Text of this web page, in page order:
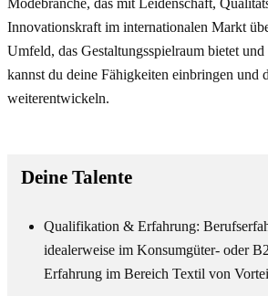
Modebranche, das mit Leidenschaft,
Innovationskraft im internationalen Markt
Umfeld, das Gestaltungsspielraum bietet
kannst du deine Fähigkeiten einbringen und
weiterentwickeln.
Deine Talente
Qualifikation & Erfahrung:
idealerweise im Konsumgüter- oder
Erfahrung im Bereich Textil von